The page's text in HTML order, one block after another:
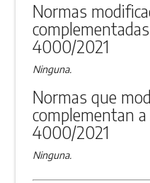
Normas
4000/2021
Ninguna.
Normas que
complementan a
4000/2021
Ninguna.